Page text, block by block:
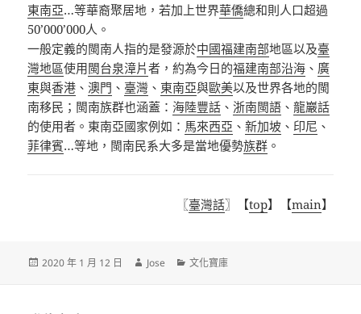
東南亞…等華裔聚居地，若加上世界華僑總和則人口超過
50’000’000人。
一般定義的閩南人指的是發源於中國福建南部地區以及臺
灣地區使用閩台泉漳片者，約為今日的福建南部沿海 、 廣
東與香港 、澳門 、 臺灣 、 東南亞與歐美以及世界各地的閩
南移民；閩南族群也涵蓋： 海陸豐話 、 浙南閩語 、龍巖話
的使用者。東南亞國家例如： 馬來西亞 、新加坡 、 印尼 、
菲律賓…等地，閩南民系大多是當地優勢族群 。
〖臺灣話〗【top】【main】
發
2020 年 1 月 12 日
作
Jose
分
文化寶庫